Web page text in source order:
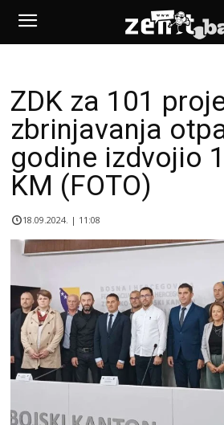
ZDK za 101
zbrinjavanja
godine izdvojio
KM (FOTO)
18.09.2024. | 11:08